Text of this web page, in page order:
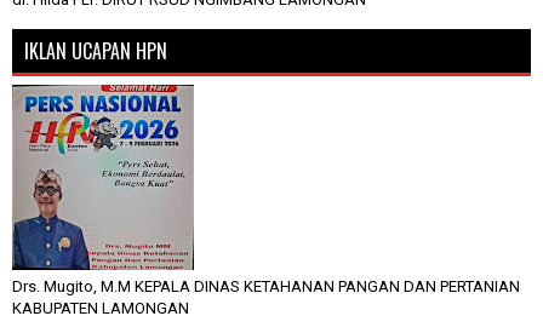
IKLAN UCAPAN HPN
Drs. Mugito, M.M KEPALA DINAS KETAHANAN PANGAN DAN PERTANIAN
KABUPATEN LAMONGAN